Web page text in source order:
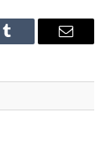
Tumblr Email